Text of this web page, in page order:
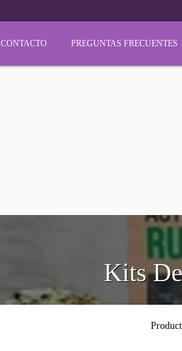
CONTACTO PREGUNTAS FRECUENTES
Kits